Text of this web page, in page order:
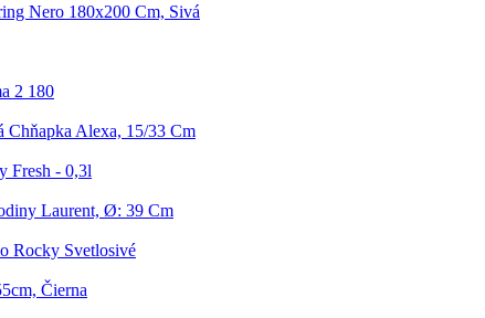
Nero 180x200 Cm, Sivá
2 180
Chňapka Alexa, 15/33 Cm
Fresh - 0,3l
Laurent, Ø: 39 Cm
Rocky Svetlosivé
Čierna